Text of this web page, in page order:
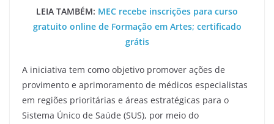
LEIA TAMBÉM: MEC recebe inscrições para curso
gratuito online de Formação em Artes; certificado
grátis
A iniciativa tem como objetivo promover ações de
provimento e aprimoramento de médicos especialistas
em regiões prioritárias e áreas estratégicas para o
Sistema Único de Saúde (SUS), por meio do